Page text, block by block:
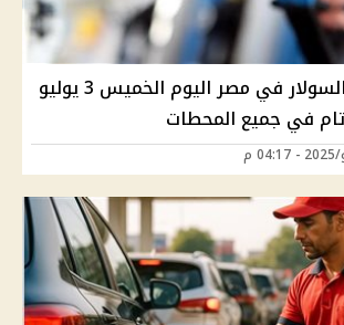
أسعار البنزين والسولار في مصر اليوم الخميس 3 يوليو